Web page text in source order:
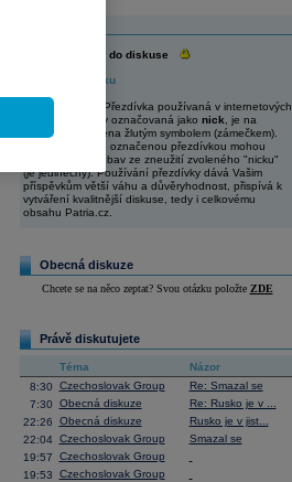
Vaše přezdívka do diskuse
Změnit přezdívku
UPOZORNĚNÍ: Přezdívka používaná v internetových
diskuzích, někdy označovaná jako nick , je na
Patria.cz označena žlutým symbolem (zámečkem).
Uživatelé s takto označenou přezdívkou mohou
diskutovat bez obav ze zneužití zvoleného "nicku"
(je jedinečný). Používání přezdívky dává Vašim
příspěvkům větší váhu a důvěryhodnost, přispívá k
vytváření kvalitnější diskuse, tedy i celkovému
obsahu Patria.cz.
Obecná diskuze
Chcete se na něco zeptat? Svou otázku položte ZDE
Právě diskutujete
Téma
Názor
8:30
Czechoslovak Group
Re: Smazal se
7:30
Obecná diskuze
Re: Rusko je v ...
22:26
Obecná diskuze
Rusko je v jist...
22:04
Czechoslovak Group
Smazal se
19:57
Czechoslovak Group
19:53
Czechoslovak Group